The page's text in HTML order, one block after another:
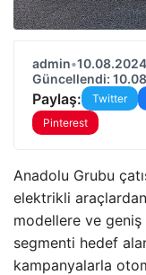
admin•
Güncellendi:
Paylaş: Twitter
Pinterest
Anadolu Grubu
elektrikli
modellere ve
segmenti hedef
kampanyalarla